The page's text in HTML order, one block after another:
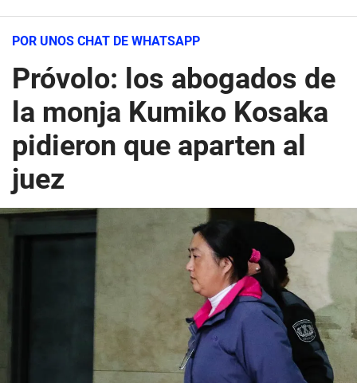
POR UNOS CHAT DE WHATSAPP
Próvolo: los abogados de
la monja Kumiko Kosaka
pidieron que aparten al
juez